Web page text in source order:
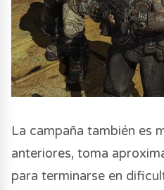
La campaña también es
anteriores, toma
para terminarse en